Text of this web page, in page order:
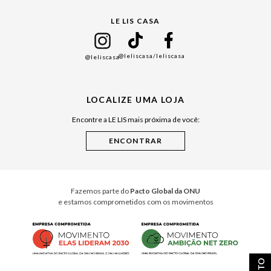
Cuidados Casa
LE LIS CASA
@leliscasa@leliscasa/leliscasa
LOCALIZE UMA LOJA
Encontre a LE LIS mais próxima de você:
Fazemos parte do Pacto Global da ONU
e estamos comprometidos com os movimentos